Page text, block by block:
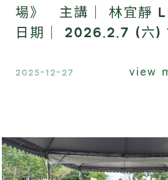
場》 主講｜ 林宜靜
日期｜ 2026.2.7 (六)
16:00 地點｜ 昶懋玉
名參加​。
2025-12-27 view